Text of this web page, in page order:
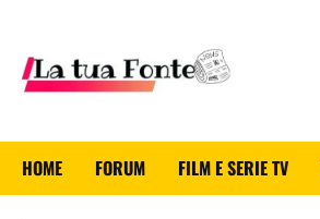
HOME FORUM FILM E SERIE TV